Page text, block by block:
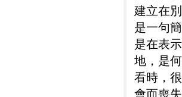
建立在
是一句
是在表
地，是
看時，
會而喪